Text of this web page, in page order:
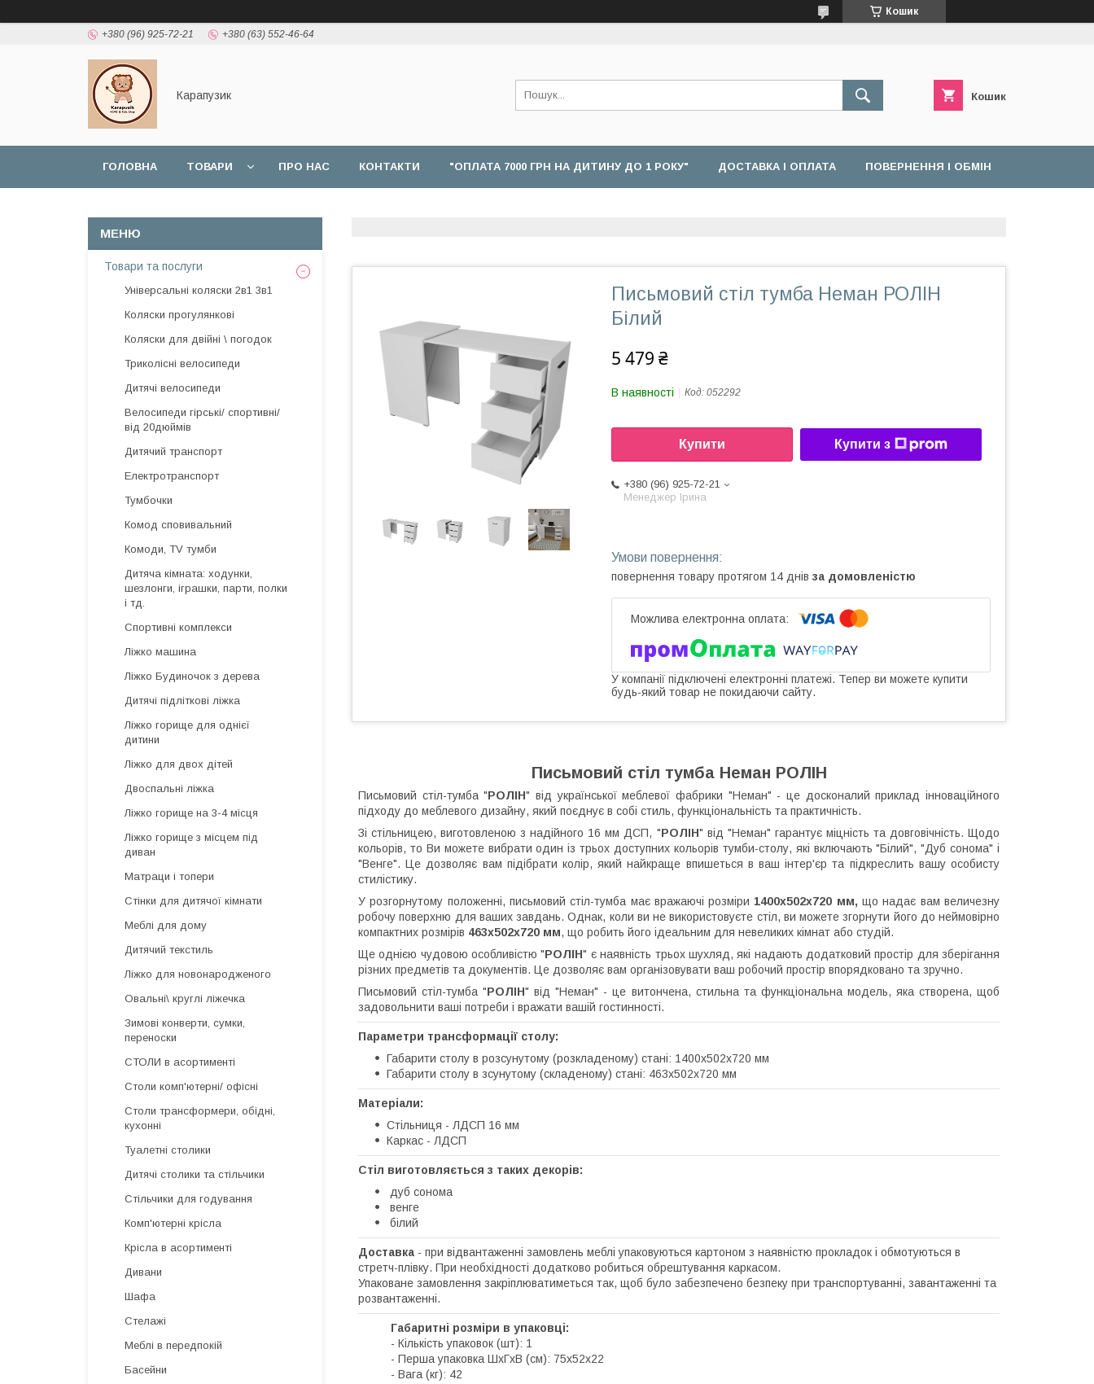
Кошик
+380 (96) 925-72-21 +380 (63) 552-46-64
Карапузик Кошик
ГОЛОВНА ТОВАРИ ПРО НАС КОНТАКТИ "ОПЛАТА 7000 ГРН НА ДИТИНУ ДО 1 РОКУ" ДОСТАВКА І ОПЛАТА ПОВЕРНЕННЯ І ОБМІН
Письмовий стіл тумба Неман РОЛІН
Білий
5 479 ₴
В наявності Код: 052292
Купити Купити з
+380 (96) 925-72-21
Менеджер Ірина
повернення товару протягом 14 днів за домовленістю
У компанії підключені електронні платежі. Тепер ви можете купити
будь-який товар не покидаючи сайту.
Письмовий стіл тумба Неман РОЛІН
Письмовий стіл-тумба "РОЛІН" від української меблевої фабрики "Неман" - це досконалий приклад інноваційного
підходу до меблевого дизайну, який поєднує в собі стиль, функціональність та практичність.
Зі стільницею, виготовленою з надійного 16 мм ДСП, "РОЛІН" від "Неман" гарантує міцність та довговічність. Щодо
кольорів, то Ви можете вибрати один із трьох доступних кольорів тумби-столу, які включають "Білий", "Дуб сонома" і
"Венге". Це дозволяє вам підібрати колір, який найкраще впишеться в ваш інтер'єр та підкреслить вашу особисту
стилістику.
У розгорнутому положенні, письмовий стіл-тумба має вражаючі розміри 1400х502х720 мм, що надає вам величезну
робочу поверхню для ваших завдань. Однак, коли ви не використовуєте стіл, ви можете згорнути його до неймовірно
компактних розмірів 463х502х720 мм, що робить його ідеальним для невеликих кімнат або студій.
Ще однією чудовою особливістю "РОЛІН" є наявність трьох шухляд, які надають додатковий простір для зберігання
різних предметів та документів. Це дозволяє вам організовувати ваш робочий простір впорядковано та зручно.
Письмовий стіл-тумба "РОЛІН" від "Неман" - це витончена, стильна та функціональна модель, яка створена, щоб
задовольнити ваші потреби і вражати вашій гостинності.
Параметри трансформації столу:
Габарити столу в розсунутому (розкладеному) стані: 1400х502х720 мм
Габарити столу в зсунутому (складеному) стані: 463х502х720 мм
Матеріали:
Стільниця - ЛДСП 16 мм
Каркас - ЛДСП
Стіл виготовляється з таких декорів:
дуб сонома
венге
білий
Доставка - при відвантаженні замовлень меблі упаковуються картоном з наявністю прокладок і обмотуються в
стретч-плівку. При необхідності додатково робиться обрештування каркасом.
Упаковане замовлення закріплюватиметься так, щоб було забезпечено безпеку при транспортуванні, завантаженні та
розвантаженні.
Габаритні розміри в упаковці:
- Кількість упаковок (шт): 1
- Перша упаковка ШхГхВ (см): 75х52х22
- Вага (кг): 42
Товари та послуги
Універсальні коляски 2в1 3в1
Коляски прогулянкові
Коляски для двійні \ погодок
Триколісні велосипеди
Дитячі велосипеди
Велосипеди гірські/ спортивні/
від 20дюймів
Дитячий транспорт
Електротранспорт
Тумбочки
Комод сповивальний
Комоди, TV тумби
Дитяча кімната: ходунки,
шезлонги, іграшки, парти, полки
і тд.
Спортивні комплекси
Ліжко машина
Ліжко Будиночок з дерева
Дитячі підліткові ліжка
Ліжко горище для однієї
дитини
Ліжко для двох дітей
Двоспальні ліжка
Ліжко горище на 3-4 місця
Ліжко горище з місцем під
диван
Матраци і топери
Стінки для дитячої кімнати
Меблі для дому
Дитячий текстиль
Ліжко для новонародженого
Овальні\ круглі ліжечка
Зимові конверти, сумки,
переноски
СТОЛИ в асортименті
Столи комп'ютерні/ офісні
Столи трансформери, обідні,
кухонні
Туалетні столики
Дитячі столики та стільчики
Стільчики для годування
Комп'ютерні крісла
Крісла в асортименті
Дивани
Шафа
Стелажі
Меблі в передпокій
Басейни